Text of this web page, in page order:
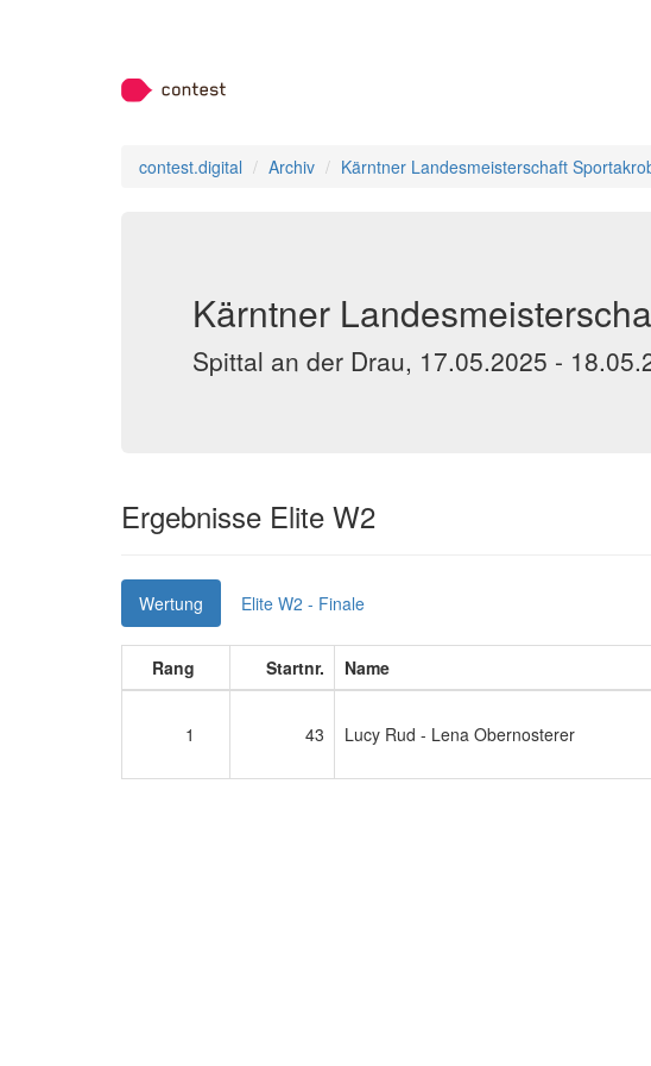
contest.digital Archiv Kärntner Landesmeisterschaft
Kärntner
Spittal an der Drau, 17.05.2025 -
Ergebnisse Elite W2
Wertung Elite W2 - Finale
Rang Startnr. Name
1 43 Lucy Rud - Lena Obernosterer